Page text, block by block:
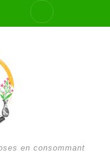
en consommant